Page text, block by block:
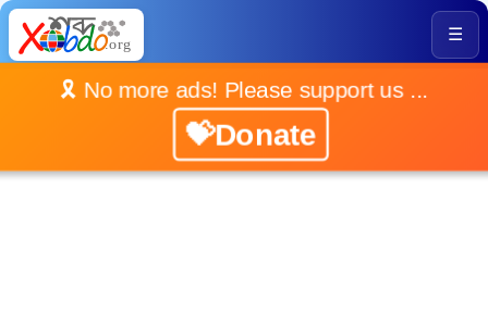
☰
🎗️ No more ads! Please support us ...
💝Donate